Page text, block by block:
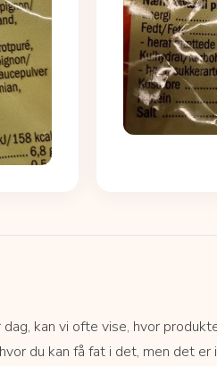
kan vi ofte vise, hvor
du kan få fat i det, men det er